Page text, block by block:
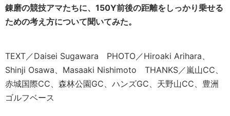
錬磨の競技アマたちに、150Y前後の距離をしっかり乗せる
ための考え方について聞いてみた。
TEXT／Daisei Sugawara PHOTO／Hiroaki Arihara、
Shinji Osawa、Masaaki Nishimoto THANKS／嵐山CC、
赤城国際CC、森林公園GC、ハンズGC、天野山CC、豊洲
ゴルフベース